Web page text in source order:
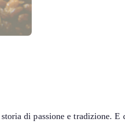
di passione e tradizione. E